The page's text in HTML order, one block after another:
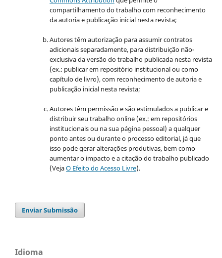
compartilhamento do trabalho com reconhecimento
da autoria e publicação inicial nesta revista;
Autores têm autorização para assumir contratos
adicionais separadamente, para distribuição não-
exclusiva da versão do trabalho publicada nesta revista
(ex.: publicar em repositório institucional ou como
capítulo de livro), com reconhecimento de autoria e
publicação inicial nesta revista;
Autores têm permissão e são estimulados a publicar e
distribuir seu trabalho online (ex.: em repositórios
institucionais ou na sua página pessoal) a qualquer
ponto antes ou durante o processo editorial, já que
isso pode gerar alterações produtivas, bem como
aumentar o impacto e a citação do trabalho publicado
(VejaO Efeito do Acesso Livre).
Enviar Submissão
Idioma